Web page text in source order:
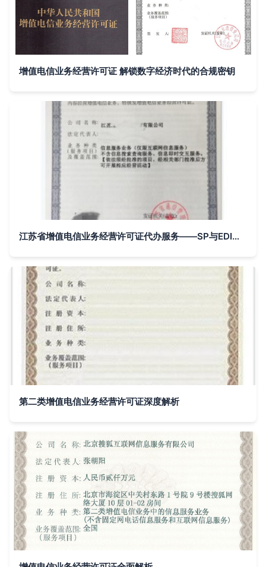
增值电信业务经营许可证 解锁数字经济时代的合规密钥
江苏省增值电信业务经营许可证代办服务——SP与EDI证详细指南
第二类增值电信业务经营许可证深度解析